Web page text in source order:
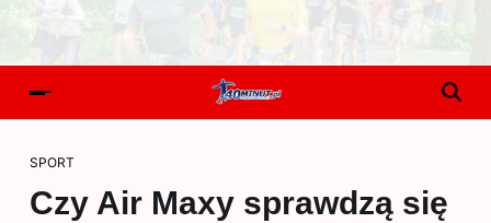
SPORT
Czy Air Maxy sprawdzą się